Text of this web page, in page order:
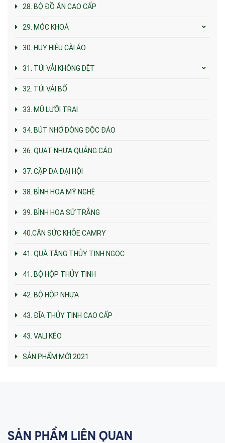
28. BỘ ĐỒ ĂN CAO CẤP
29. MÓC KHOÁ
30. HUY HIỆU CÀI ÁO
31. TÚI VẢI KHÔNG DỆT
32. TÚI VẢI BỐ
33. MŨ LƯỠI TRAI
34. BÚT NHỚ DÒNG ĐỘC ĐÁO
36. QUẠT NHỰA QUẢNG CÁO
37. CẶP DA ĐẠI HỘI
38. BÌNH HOA MỸ NGHỆ
39. BÌNH HOA SỨ TRẮNG
40.CÂN SỨC KHỎE CAMRY
41. QUÀ TẶNG THỦY TINH NGỌC
41. BỘ HỘP THỦY TINH
42. BỘ HỘP NHỰA
43. ĐĨA THỦY TINH CAO CẤP
43. VALI KÉO
SẢN PHẨM MỚI 2021
SẢN PHẨM LIÊN QUAN